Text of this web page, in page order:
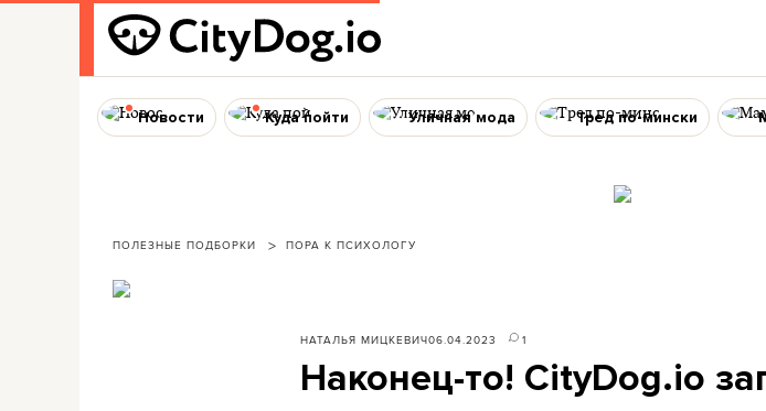
Новости Куда пойти Уличная мода Тред по-мински
ПОЛЕЗНЫЕ ПОДБОРКИ ПОРА К ПСИХОЛОГУ
НАТАЛЬЯ МИЦКЕВИЧ06.04.2023 1
Наконец-то! CityDog.io